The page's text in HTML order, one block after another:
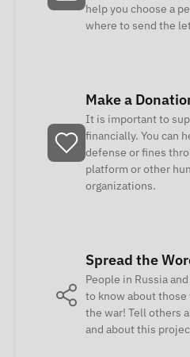
help you choose a
where to send the
Make a
It is important to
financially. You can
defense or fines
platform or other
organizations.
Spread the
People in Russia
to know about
the war! Tell others
and about this